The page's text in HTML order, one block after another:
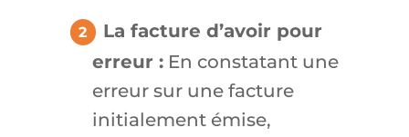
La facture d’avoir pour
erreur :En constatant une
erreur sur une facture
initialement émise,